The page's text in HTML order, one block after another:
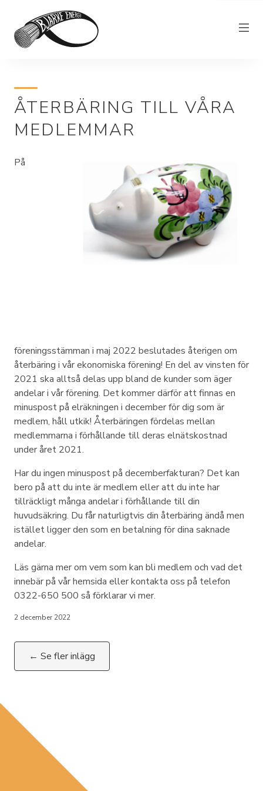
Elhandel
Bjärkefiber
ÅTERBÄRING TILL VÅRA
MEDLEMMAR
På
föreningsstämman i maj 2022 beslutades återigen om
återbäring i vår ekonomiska förening! En del av vinsten för
2021 ska alltså delas upp bland de kunder som äger
andelar i vår förening. Det kommer därför att finnas en
minuspost på elräkningen i december för dig som är
medlem, håll utkik! Återbäringen fördelas mellan
medlemmarna i förhållande till deras elnätskostnad
under året 2021.
Har du ingen minuspost på decemberfakturan? Det kan
bero på att du inte är medlem eller att du inte har
tillräckligt många andelar i förhållande till din
huvudsäkring. Du får naturligtvis din återbäring ändå men
istället ligger den som en betalning för dina saknade
andelar.
Läs gärna mer om vem som kan bli medlem och vad det
innebär på vår hemsida eller kontakta oss på telefon
0322-650 500 så förklarar vi mer.
2 december 2022
← Se fler inlägg